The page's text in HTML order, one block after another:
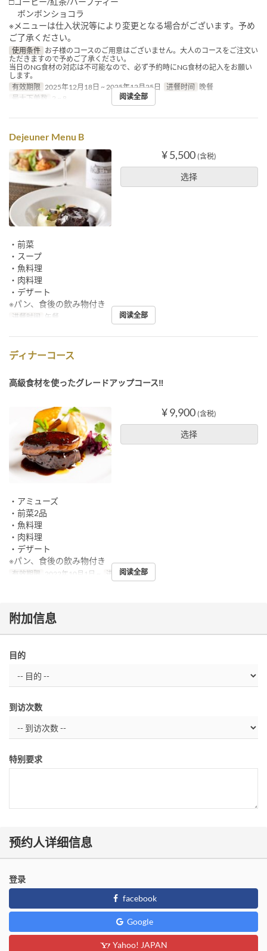
ボンボンショコラ
※メニューは仕入状況等により変更となる場合がございます。予め
ご了承ください。
使用条件 お子様のコースのご用意はございません。大人のコースをご注文い
ただきますので予めご了承ください。
当日のNG食材の対応は不可能なので、必ず予約時にNG食材の記入をお願い
します。
有效期限 2025年12月18日 ~ 2025年12月25日 进餐时间 晚餐
最大下单数 2 ~ 8 阅读全部
Dejeuner Menu B
¥ 5,500 (含税)
选择
・前菜
・スープ
・魚料理
・肉料理
・デザート
※パン、食後の飲み物付き
进餐时间 午餐 阅读全部
ディナーコース
高級食材を使ったグレードアップコース‼
¥ 9,900 (含税)
选择
・アミューズ
・前菜2品
・魚料理
・肉料理
・デザート
※パン、食後の飲み物付き
有效期限 2022年10月1日 ~ 进餐时间 晚餐
阅读全部
附加信息
目的
到访次数
特别要求
预约人详细信息
登录
facebook
Google
Yahoo! JAPAN